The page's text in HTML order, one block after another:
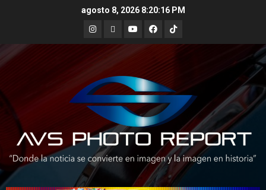
agosto 8, 2026 8:20:17 PM
Instagram
X YoutubeFacebook
TikTok